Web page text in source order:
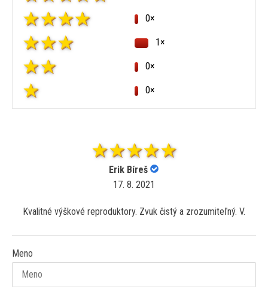
0×
1×
0×
0×
Erik Bíreš
17. 8. 2021
Kvalitné výškové reproduktory. Zvuk čistý a zrozumiteľný. V.
Meno